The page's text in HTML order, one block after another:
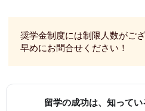
奨学金制度には制限人数がご
早めにお問合せください！
留学の成功は、知ってい